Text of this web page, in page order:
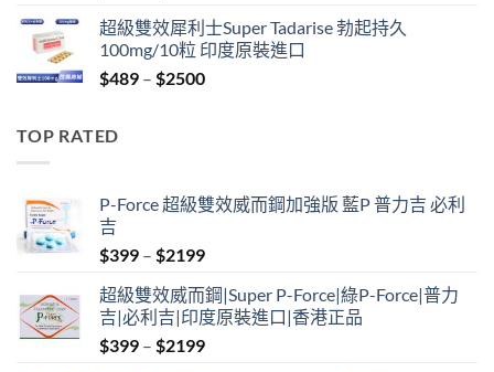
$799
through
$2099
超級雙效犀利士Super Tadarise 勃起持久
100mg/10粒 印度原裝進口
$489 – $2500Price
TOP RATED
P-Force 超級雙效威而鋼加強版 藍P 普力吉 必利
吉
$399 – $2199Price
$399
through
$2199
超級雙效威而鋼|Super P-Force|綠P-Force|普力
吉|必利吉|印度原裝進口|香港正品
$399 – $2199Price